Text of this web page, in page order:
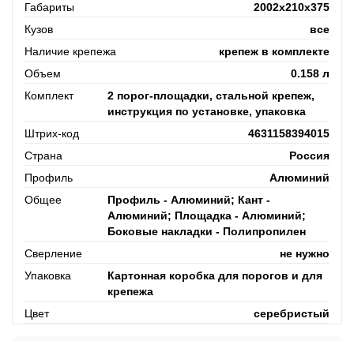
Габариты
2002x210x375
Кузов
все
Наличие крепежа
крепеж в комплекте
Объем
0.158 л
Комплект
2 порог-площадки, стальной крепеж,
инструкция по установке, упаковка
Штрих-код
4631158394015
Страна
Россия
Профиль
Алюминий
Общее
Профиль - Алюминий; Кант -
Алюминий; Площадка - Алюминий;
Боковые накладки - Полипропилен
Сверление
не нужно
Упаковка
Картонная коробка для порогов и для
крепежа
Цвет
серебристый